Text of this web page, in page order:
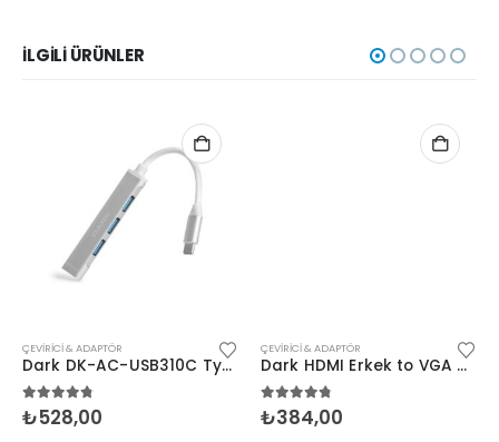
İLGILI ÜRÜNLER
ÇEVIRICI & ADAPTÖR
Dark DK-AC-USB310C Type-C to Usb3.0 4 Port Çeviric
4.675 üzerinden
₺528,00
ÇEVIRICI & ADAPTÖR
Dark HDMI Erkek to VGA Dişi Çevirici Siyah
4.675 üzerinden
₺384,00